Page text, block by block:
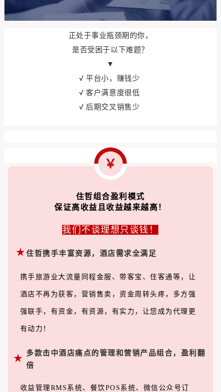
正处于事业瓶颈期的你，
是否受困于以下难题？
▼
√平台小，赚钱少
√客户满意度很低
√ 后期交叉销售少
￥
住哲组合盈利模式
保证高收益且收益越来越高！
我们不谈理想只谈钱！
★住哲携手丰富资源，酒店需求全满足
携手旅游业大流量同程金服、带客宝、住客通等，让
酒店不再为获客，营销售卖，资金周转头疼，多方强
强联手， 有资金， 有资源，有实力，让您成为代理更
有动力！
★ 多款击中酒店痛点的管理和营销产品组合，盈利翻
倍
收益管理 RMS 系统、餐饮POS系统、微信公众号订